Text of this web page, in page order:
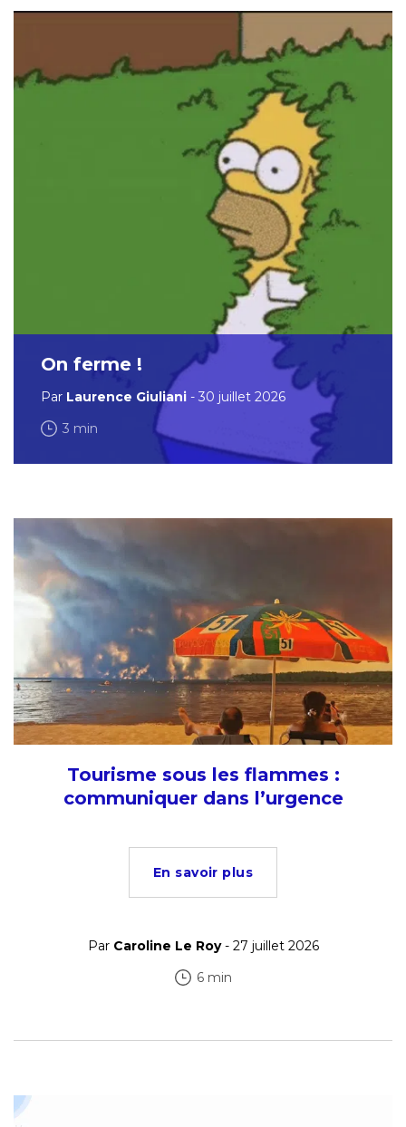
On ferme !
Par Laurence Giuliani - 30 juillet 2026
3 min
Tourisme sous les flammes :
communiquer dans l’urgence
En savoir plus
Par Caroline Le Roy- 27 juillet 2026
6 min